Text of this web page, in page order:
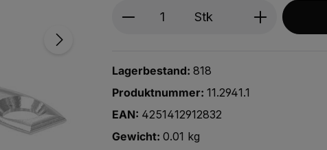
Produkt Anzahl: Gib den
Stk
Lagerbestand: 818
Produktnummer: 11.2941.1
EAN: 4251412912832
Gewicht: 0.01 kg